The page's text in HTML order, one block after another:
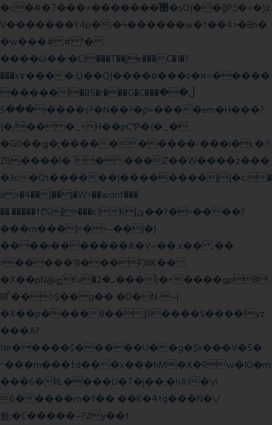
�c�#�޳�ͯ������=���7�sO{��ğPݿ�=�)z
V�������Y4p�.�ϟ������w�f��4>�Bh�
�w���# # "�
����ώ��:�CJ���T��je���C�1�?
���xϫ����:Џ��Q{����ǿ���s�ϰ=�����
�����l�85�r���G�C���ڵ��
���5i����s?�N��?�ϼ=����em�H���?
{�/�� �_<H��pC"P�{�_�
�G0��gj�;����������-���i�i,�:?
Zß����l�`����Z��W����z���
�3c�Qt������ן��������|{�c:�
a >�4��|��|�W>��wonf���
��.�����f{%|>���c1K|ئ��?�>����?
���m���|<�>~��|�}
����i�������ѫ�V~��.x�� ,��
>�����'8���F)8K��
�X��pN@ڇKv�ܝ�2���Î;�+����gp8
8Ѓ��>$��g�� �D�N-~|
�X��p����8��]S����S����!yz
���A?
Iۭѡr�����$�����U��g�$k���V�5�
^���m���ߙd���x���hM�X�Rw�IO�m
���6�RL����U�T�j��;�h4:l�\n
6�����m�f�� ��K�4tg���N�\/
뷆;�C�����~?2y��t